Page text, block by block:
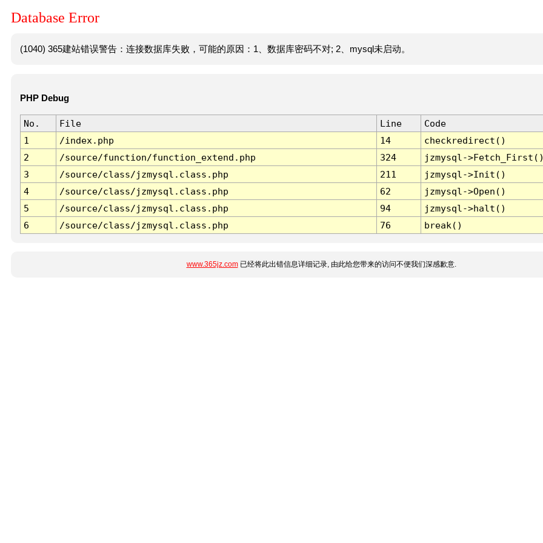
Database Error
(1040) 365建站错误警告：连接数据库失败，可能的原因：1、数据库密码不对; 2、mysql未启动。
PHP Debug
No. File Line
Code
1
/index.php 14
checkredirect()
2
/source/function/function_extend.php 324
jzmysql-
3
/source/class/jzmysql.class.php 211
jzmysql->Init()
4
/source/class/jzmysql.class.php 62
jzmysql->Open()
5
/source/class/jzmysql.class.php 94
jzmysql->halt()
6
/source/class/jzmysql.class.php 76 break()
www.365jz.com已经将此出错信息详细记录, 由此给您带来的访问不便我们深感歉意.